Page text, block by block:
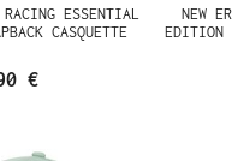
ESSENTIAL
CASQUETTE
€
NEW
EDITION